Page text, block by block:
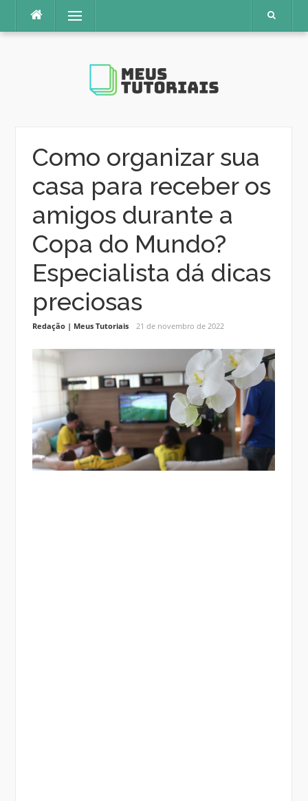
o
Menu
Como organizar sua
casa para receber os
amigos durante a
Copa do Mundo?
Especialista dá dicas
preciosas
Redação | Meus Tutoriais 21 de novembro de 2022